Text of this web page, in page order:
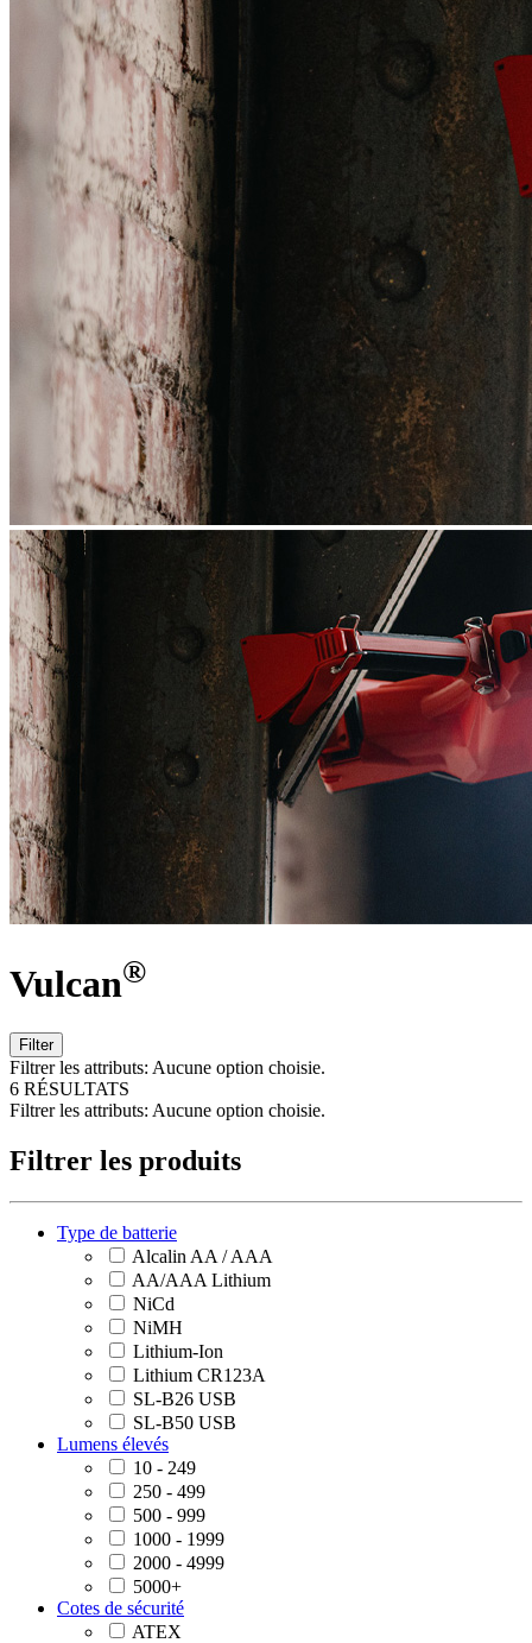
Vulcan®
Filter
Filtrer les attributs: Aucune option choisie.
6 RÉSULTATS
Filtrer les attributs: Aucune option choisie.
Filtrer les produits
Type de batterie
Alcalin AA / AAA
AA/AAA Lithium
NiCd
NiMH
Lithium-Ion
Lithium CR123A
SL-B26 USB
SL-B50 USB
Lumens élevés
10 - 249
250 - 499
500 - 999
1000 - 1999
2000 - 4999
5000+
Cotes de sécurité
ATEX